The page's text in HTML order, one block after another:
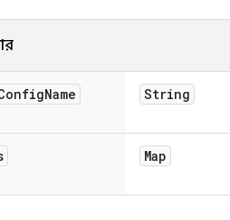
Name String
Map